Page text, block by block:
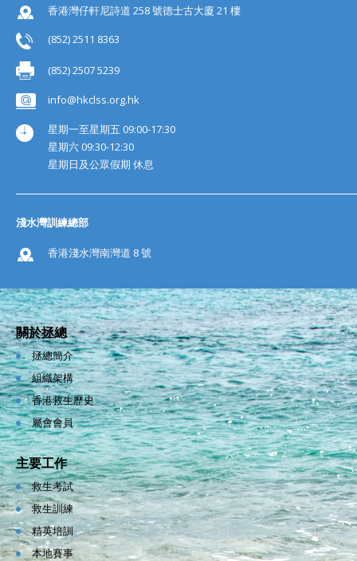
香港灣仔軒尼詩道 258 號德士古大廈 21 樓
(852) 2511 8363
(852) 2507 5239
info@hkclss.org.hk
星期一至星期五 09:00-17:30
星期六 09:30-12:30
星期日及公眾假期 休息
淺水灣訓練總部
香港淺水灣南灣道 8 號
關於拯總
拯總簡介
組織架構
香港救生歷史
屬會會員
主要工作
救生考試
救生訓練
精英培訓
本地賽事